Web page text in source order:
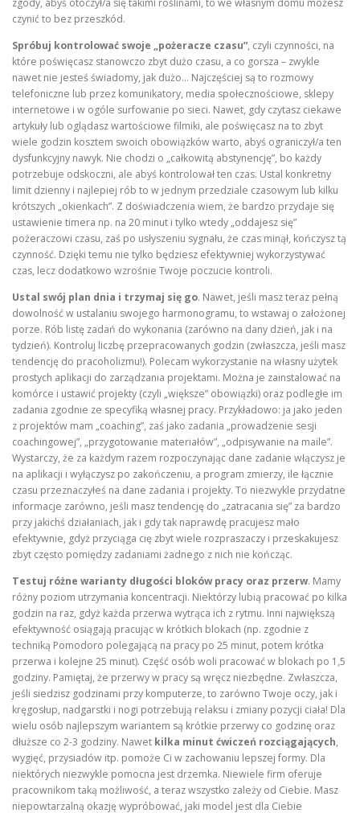
zgody, abyś otoczył/a się takimi roślinami, to we własnym domu możesz
czynić to bez przeszkód.
Spróbuj kontrolować swoje „pożeracze czasu”, czyli czynności, na
które poświęcasz stanowczo zbyt dużo czasu, a co gorsza – zwykle
nawet nie jesteś świadomy, jak dużo… Najczęściej są to rozmowy
telefoniczne lub przez komunikatory, media społecznościowe, sklepy
internetowe i w ogóle surfowanie po sieci. Nawet, gdy czytasz ciekawe
artykuły lub oglądasz wartościowe filmiki, ale poświęcasz na to zbyt
wiele godzin kosztem swoich obowiązków warto, abyś ograniczył/a ten
dysfunkcyjny nawyk. Nie chodzi o „całkowitą abstynencję”, bo każdy
potrzebuje odskoczni, ale abyś kontrolował ten czas. Ustal konkretny
limit dzienny i najlepiej rób to w jednym przedziale czasowym lub kilku
krótszych „okienkach”. Z doświadczenia wiem, że bardzo przydaje się
ustawienie timera np. na 20 minut i tylko wtedy „oddajesz się”
pożeraczowi czasu, zaś po usłyszeniu sygnału, że czas minął, kończysz tą
czynność. Dzięki temu nie tylko będziesz efektywniej wykorzystywać
czas, lecz dodatkowo wzrośnie Twoje poczucie kontroli.
Ustal swój plan dnia i trzymaj się go. Nawet, jeśli masz teraz pełną
dowolność w ustalaniu swojego harmonogramu, to wstawaj o założonej
porze. Rób listę zadań do wykonania (zarówno na dany dzień, jak i na
tydzień). Kontroluj liczbę przepracowanych godzin (zwłaszcza, jeśli masz
tendencję do pracoholizmu!). Polecam wykorzystanie na własny użytek
prostych aplikacji do zarządzania projektami. Można je zainstalować na
komórce i ustawić projekty (czyli „większe” obowiązki) oraz podległe im
zadania zgodnie ze specyfiką własnej pracy. Przykładowo: ja jako jeden
z projektów mam „coaching”, zaś jako zadania „prowadzenie sesji
coachingowej”, „przygotowanie materiałów”, „odpisywanie na maile”.
Wystarczy, że za każdym razem rozpoczynając dane zadanie włączysz je
na aplikacji i wyłączysz po zakończeniu, a program zmierzy, ile łącznie
czasu przeznaczyłeś na dane zadania i projekty. To niezwykle przydatne
informacje zarówno, jeśli masz tendencję do „zatracania się” za bardzo
przy jakichś działaniach, jak i gdy tak naprawdę pracujesz mało
efektywnie, gdyż przyciąga cię zbyt wiele rozpraszaczy i przeskakujesz
zbyt często pomiędzy zadaniami żadnego z nich nie kończąc.
Testuj różne warianty długości bloków pracy oraz przerw. Mamy
różny poziom utrzymania koncentracji. Niektórzy lubią pracować po kilka
godzin na raz, gdyż każda przerwa wytrąca ich z rytmu. Inni największą
efektywność osiągają pracując w krótkich blokach (np. zgodnie z
techniką Pomodoro polegającą na pracy po 25 minut, potem krótka
przerwa i kolejne 25 minut). Część osób woli pracować w blokach po 1,5
godziny. Pamiętaj, że przerwy w pracy są wręcz niezbędne. Zwłaszcza,
jeśli siedzisz godzinami przy komputerze, to zarówno Twoje oczy, jak i
kręgosłup, nadgarstki i nogi potrzebują relaksu i zmiany pozycji ciała! Dla
wielu osób najlepszym wariantem są krótkie przerwy co godzinę oraz
dłuższe co 2-3 godziny. Nawet kilka minut ćwiczeń rozciągających,
wygięć, przysiadów itp. pomoże Ci w zachowaniu lepszej formy. Dla
niektórych niezwykle pomocna jest drzemka. Niewiele firm oferuje
pracownikom taką możliwość, a teraz wszystko zależy od Ciebie. Masz
niepowtarzalną okazję wypróbować, jaki model jest dla Ciebie